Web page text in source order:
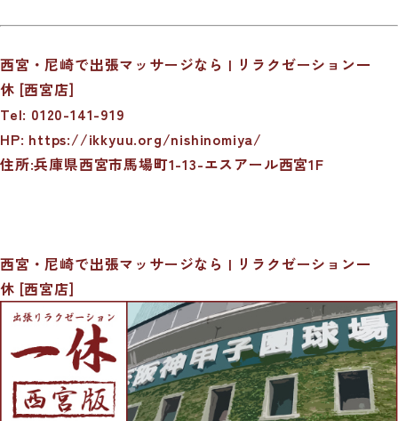
西宮・尼崎で出張マッサージなら | リラクゼーション一
休 [西宮店]
Tel: 0120-141-919
HP: https://ikkyuu.org/nishinomiya/
住所:兵庫県西宮市馬場町1-13-エスアール西宮1F
西宮・尼崎で出張マッサージなら | リラクゼーション一
休 [西宮店]